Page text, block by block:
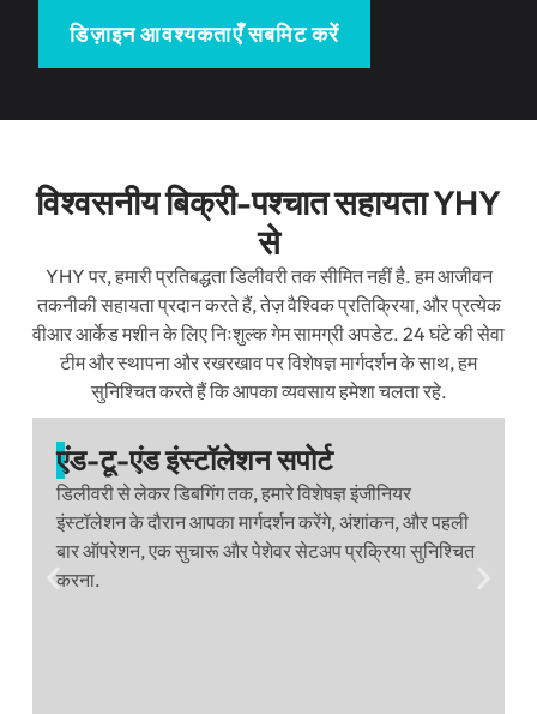
डिज़ाइन आवश्यकताएँ सबमिट करें
विश्वसनीय बिक्री-पश्चात सहायता YHY
से
YHY पर, हमारी प्रतिबद्धता डिलीवरी तक सीमित नहीं है. हम आजीवन
तकनीकी सहायता प्रदान करते हैं, तेज़ वैश्विक प्रतिक्रिया, और प्रत्येक
वीआर आर्केड मशीन के लिए निःशुल्क गेम सामग्री अपडेट. 24 घंटे की सेवा
टीम और स्थापना और रखरखाव पर विशेषज्ञ मार्गदर्शन के साथ, हम
सुनिश्चित करते हैं कि आपका व्यवसाय हमेशा चलता रहे.
एंड-टू-एंड इंस्टॉलेशन सपोर्ट
डिलीवरी से लेकर डिबगिंग तक, हमारे विशेषज्ञ इंजीनियर
इंस्टॉलेशन के दौरान आपका मार्गदर्शन करेंगे, अंशांकन, और पहली
बार ऑपरेशन, एक सुचारू और पेशेवर सेटअप प्रक्रिया सुनिश्चित
करना.